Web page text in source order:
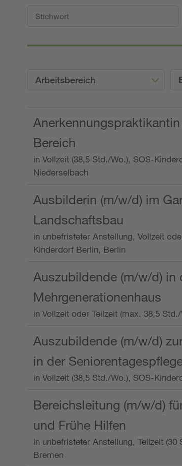
Arbeitsbereich
Bereich
in Vollzeit (38,5 Std./Wo.), SOS-
Niederselbach
Ausbilderin (m/w/d) im
Landschaftsbau
in unbefristeter Anstellung, Vollzeit
Kinderdorf Berlin, Berlin
Auszubildende (m/w/d)
Mehrgenerationenhaus
in Vollzeit oder Teilzeit (max. 38,5
Auszubildende (m/w/d)
in der
in Vollzeit (38,5 Std./Wo.), SOS-
Bereichsleitung (m/w/d)
und Frühe Hilfen
in unbefristeter Anstellung, Teilzeit
Bremen